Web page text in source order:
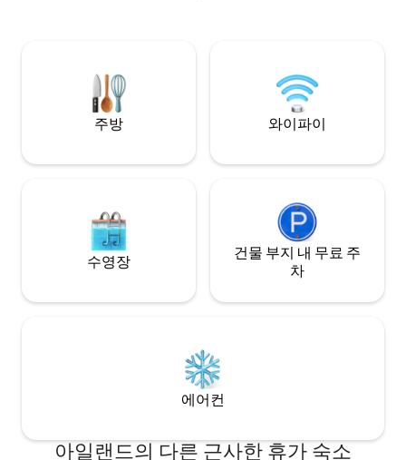
으며, 1시간 이내에 도착할 수 있습니다.
주방 와이파이
수영장
건물 부지 내 무료 주
차
에어컨
아일랜드의 다른 근사한 휴가 숙소